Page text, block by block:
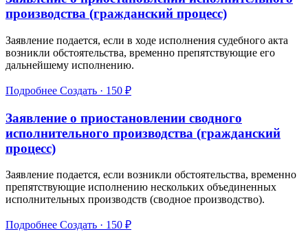
производства (гражданский процесс)
Заявление подается, если в ходе исполнения судебного акта
возникли обстоятельства, временно препятствующие его
дальнейшему исполнению.
Подробнее Создать · 150 ₽
Заявление о приостановлении сводного
исполнительного производства (гражданский
процесс)
Заявление подается, если возникли обстоятельства, временно
препятствующие исполнению нескольких объединенных
исполнительных производств (сводное производство).
Подробнее Создать · 150 ₽